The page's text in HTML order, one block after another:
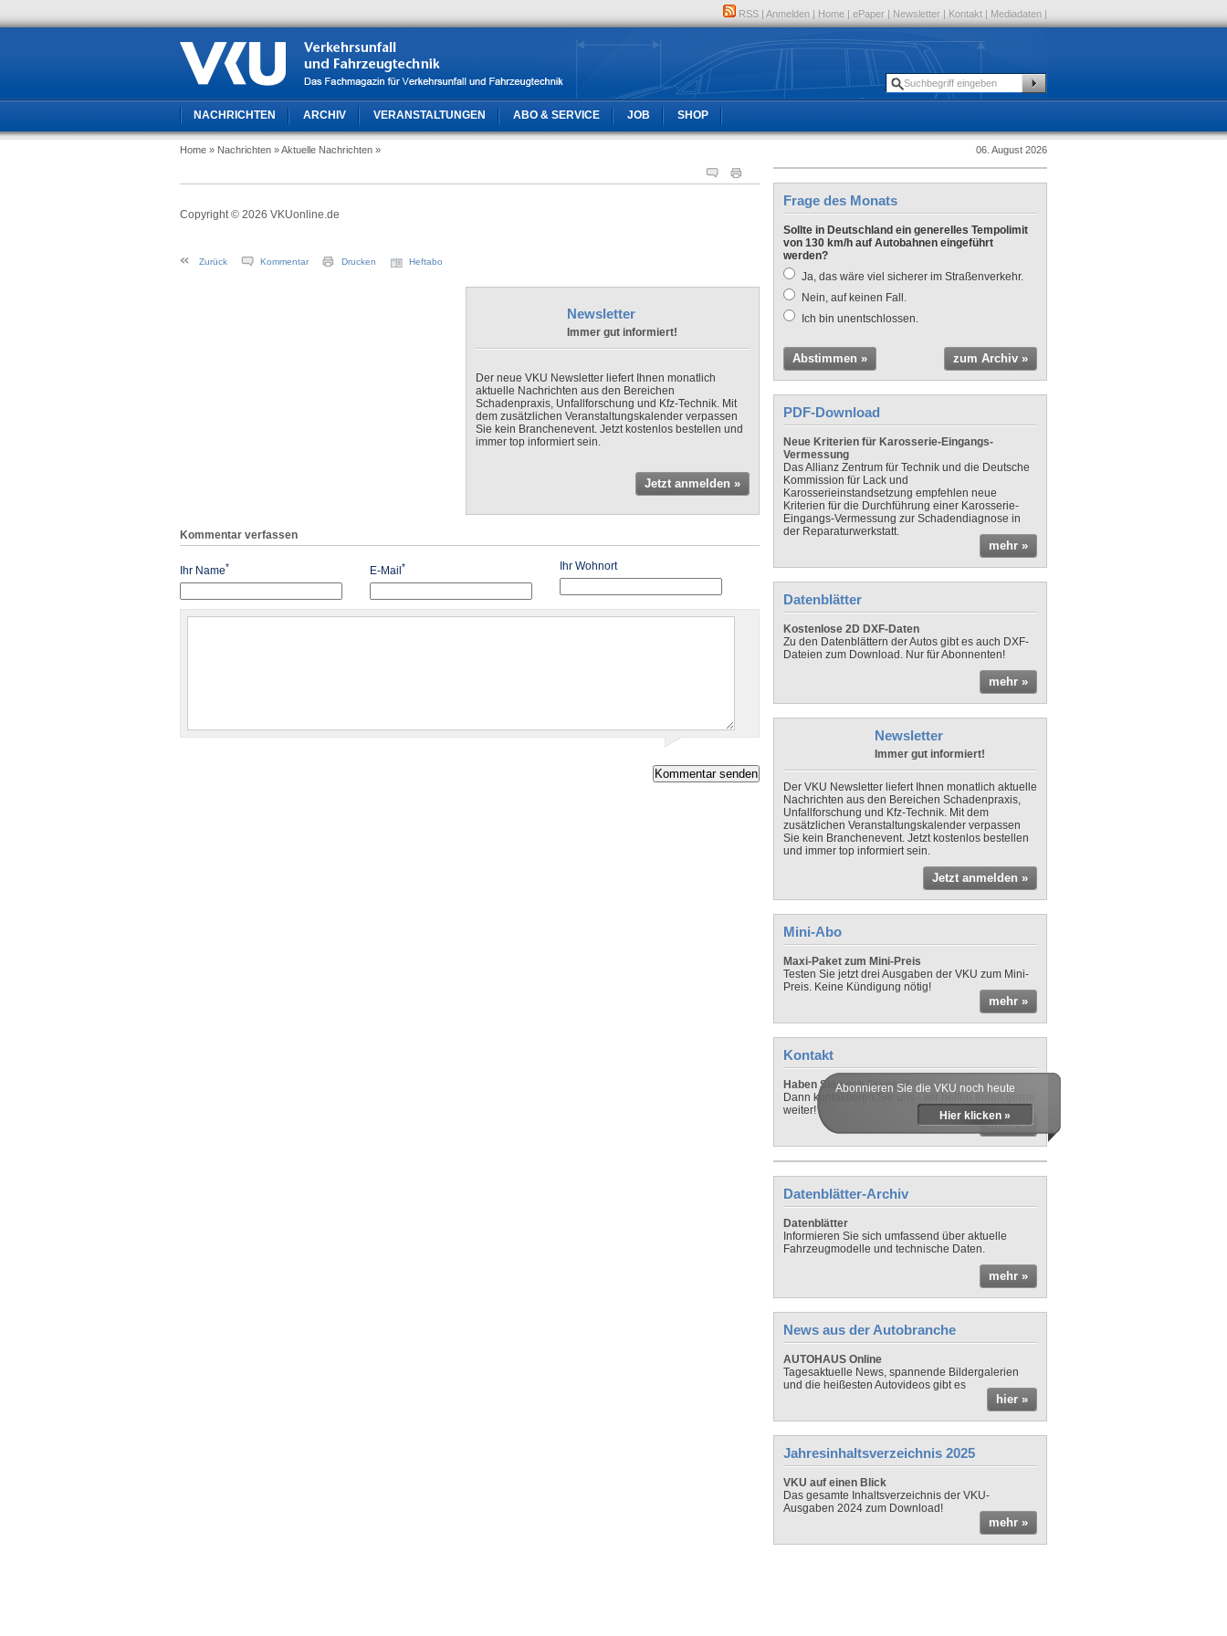
RSS | Anmelden | Home | ePaper | Newsletter | Kontakt | Mediadaten |
NACHRICHTEN ARCHIV VERANSTALTUNGEN ABO & SERVICE JOB SHOP
Home » Nachrichten » Aktuelle Nachrichten » 06. August 2026
Copyright © 2026 VKUonline.de
Zurück Kommentar Drucken Heftabo
Newsletter
Immer gut informiert!
Der neue VKU Newsletter liefert Ihnen monatlich
aktuelle Nachrichten aus den Bereichen
Schadenpraxis, Unfallforschung und Kfz-Technik. Mit
dem zusätzlichen Veranstaltungskalender verpassen
Sie kein Branchenevent. Jetzt kostenlos bestellen und
immer top informiert sein.
Jetzt anmelden »
Kommentar verfassen
Ihr Name* E-Mail * Ihr Wohnort
Frage des Monats
Sollte in Deutschland ein generelles Tempolimit
von 130 km/h auf Autobahnen eingeführt
werden?
Ja, das wäre viel sicherer im Straßenverkehr.
Nein, auf keinen Fall.
Ich bin unentschlossen.
Abstimmen » zum Archiv »
PDF-Download
Neue Kriterien für Karosserie-Eingangs-
Vermessung
Das Allianz Zentrum für Technik und die Deutsche
Kommission für Lack und
Karosserieinstandsetzung empfehlen neue
Kriterien für die Durchführung einer Karosserie-
Eingangs-Vermessung zur Schadendiagnose in
der Reparaturwerkstatt.
mehr »
Datenblätter
Kostenlose 2D DXF-Daten
Zu den Datenblättern der Autos gibt es auch DXF-
Dateien zum Download. Nur für Abonnenten!
mehr »
Newsletter
Immer gut informiert!
Der VKU Newsletter liefert Ihnen monatlich aktuelle
Nachrichten aus den Bereichen Schadenpraxis,
Unfallforschung und Kfz-Technik. Mit dem
zusätzlichen Veranstaltungskalender verpassen
Sie kein Branchenevent. Jetzt kostenlos bestellen
und immer top informiert sein.
Jetzt anmelden »
Mini-Abo
Maxi-Paket zum Mini-Preis
Testen Sie jetzt drei Ausgaben der VKU zum Mini-
Preis. Keine Kündigung nötig!
mehr »
Kontakt
Haben Sie noch Fragen?
Dann kontaktieren Sie uns - wir helfen Ihnen gerne
weiter!
mehr »
Abonnieren Sie die VKU noch heute
Hier klicken »
Datenblätter-Archiv
Datenblätter
Informieren Sie sich umfassend über aktuelle
Fahrzeugmodelle und technische Daten.
mehr »
News aus der Autobranche
AUTOHAUS Online
Tagesaktuelle News, spannende Bildergalerien
und die heißesten Autovideos gibt es
hier »
Jahresinhaltsverzeichnis 2025
VKU auf einen Blick
Das gesamte Inhaltsverzeichnis der VKU-
Ausgaben 2024 zum Download!
mehr »